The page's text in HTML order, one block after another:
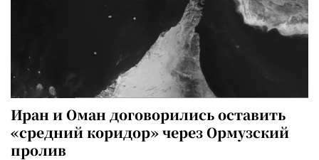
Иран и Оман договорились оставить
«средний коридор» через Ормузский
пролив